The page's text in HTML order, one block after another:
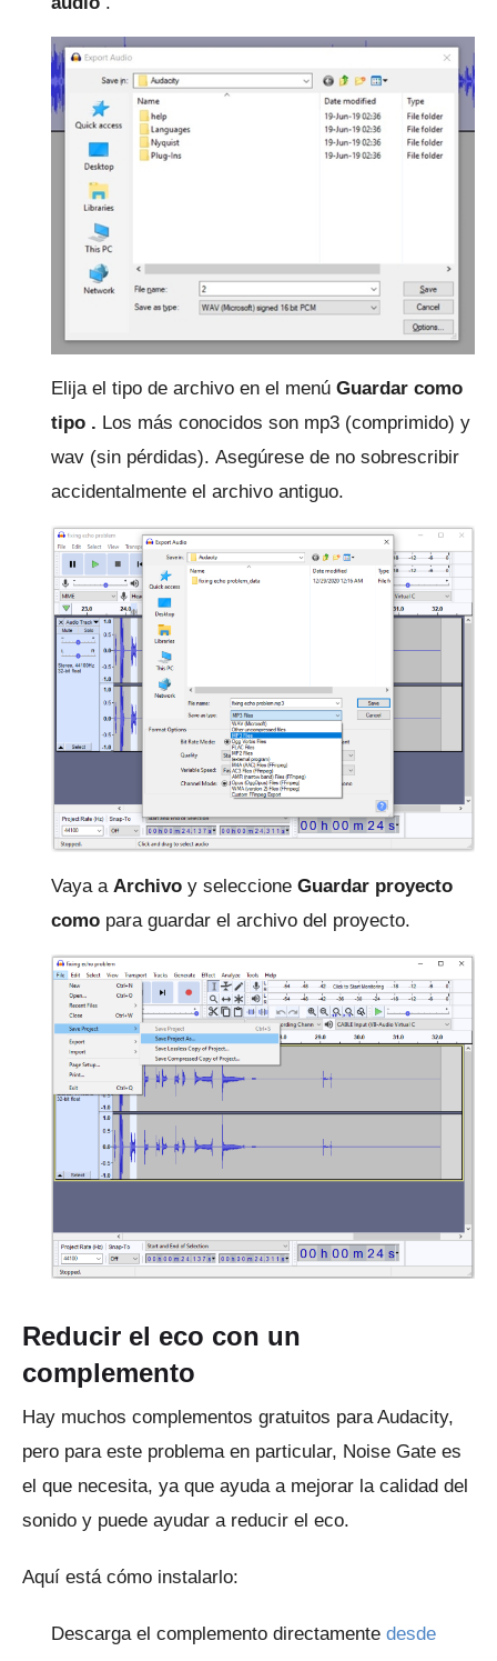
Elija el tipo de archivo en el menú Guardar como
tipo . Los más conocidos son mp3 (comprimido) y
wav (sin pérdidas). Asegúrese de no sobrescribir
accidentalmente el archivo antiguo.
Vaya a Archivo y seleccione Guardar proyecto
como para guardar el archivo del proyecto.
Reducir el eco con un
complemento
Hay muchos complementos gratuitos para Audacity,
pero para este problema en particular, Noise Gate es
el que necesita, ya que ayuda a mejorar la calidad del
sonido y puede ayudar a reducir el eco.
Aquí está cómo instalarlo:
Descarga el complemento directamente desde